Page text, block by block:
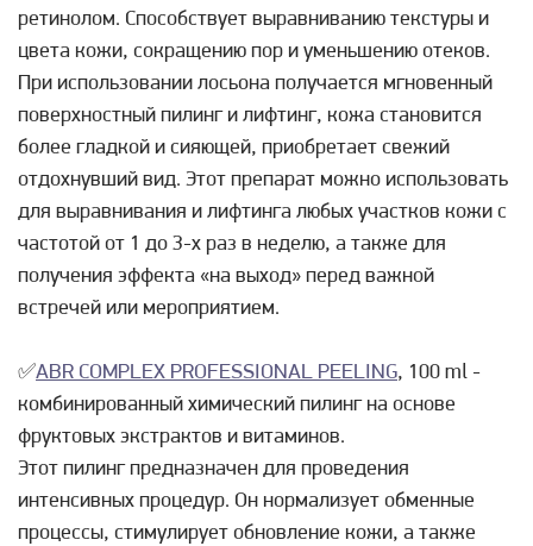
ретинолом. Способствует выравниванию текстуры и
цвета кожи, сокращению пор и уменьшению отеков.
При использовании лосьона получается мгновенный
поверхностный пилинг и лифтинг, кожа становится
более гладкой и сияющей, приобретает свежий
отдохнувший вид. Этот препарат можно использовать
для выравнивания и лифтинга любых участков кожи с
частотой от 1 до 3-х раз в неделю, а также для
получения эффекта «на выход» перед важной
встречей или мероприятием.
✅ABR COMPLEX PROFESSIONAL PEELING, 100 ml -
комбинированный химический пилинг на основе
фруктовых экстрактов и витаминов.
Этот пилинг предназначен для проведения
интенсивных процедур. Он нормализует обменные
процессы, стимулирует обновление кожи, а также